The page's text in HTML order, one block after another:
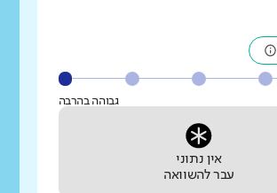
גבוהה בהרבה
אין נתוני
עבר להשוואה